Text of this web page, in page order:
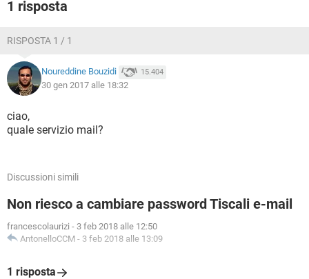
1 risposta
RISPOSTA 1 / 1
Noureddine Bouzidi 15.404
30 gen 2017 alle 18:32
ciao,
quale servizio mail?
Discussioni simili
Non riesco a cambiare password Tiscali e-mail
francescolaurizi - 3 feb 2018 alle 12:50
AntonelloCCM - 3 feb 2018 alle 13:09
1 risposta